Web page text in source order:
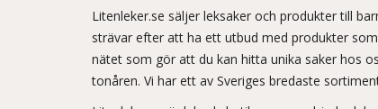
Litenleker.se säljer leksaker och produkter till
strävar efter att ha ett utbud med produkter
nätet som gör att du kan hitta unika saker hos
tonåren. Vi har ett av Sveriges bredaste